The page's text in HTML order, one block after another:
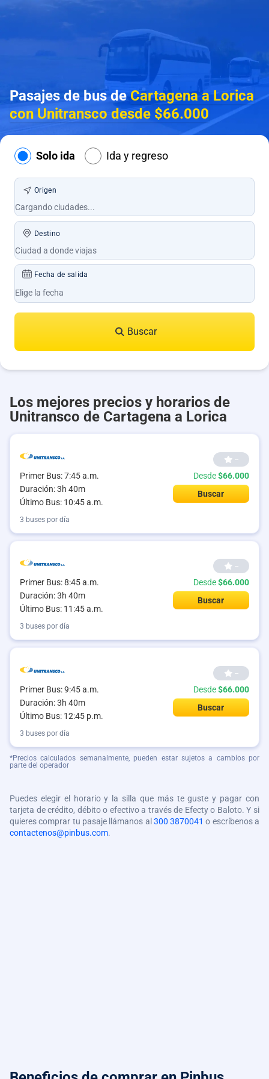
Pasajes de bus deCartagena a Lorica
con Unitransco desde $66.000
Solo ida Ida y regreso
Origen
Destino
Fecha de salida
Buscar
Los mejores precios y horarios de
Unitransco de Cartagena a Lorica
Primer Bus: 7:45 a.m.
Duración: 3h 40m
Último Bus: 10:45 a.m.
--
Desde$66.000
Buscar
3 buses por día
Primer Bus: 8:45 a.m.
Duración: 3h 40m
Último Bus: 11:45 a.m.
--
Desde$66.000
Buscar
3 buses por día
Primer Bus: 9:45 a.m.
Duración: 3h 40m
Último Bus: 12:45 p.m.
--
Desde$66.000
Buscar
3 buses por día
*Precios calculados semanalmente, pueden estar sujetos a cambios por
parte del operador
Puedes elegir el horario y la silla que más te guste y pagar con
tarjeta de crédito, débito o efectivo a través de Efecty o Baloto. Y si
quieres comprar tu pasaje llámanos al300 3870041 o escríbenos a
contactenos@pinbus.com.